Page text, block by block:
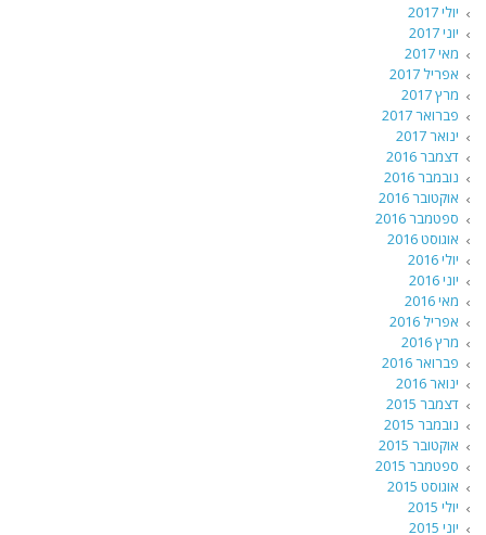
יולי 2017
יוני 2017
מאי 2017
אפריל 2017
מרץ 2017
פברואר 2017
ינואר 2017
דצמבר 2016
נובמבר 2016
אוקטובר 2016
ספטמבר 2016
אוגוסט 2016
יולי 2016
יוני 2016
מאי 2016
אפריל 2016
מרץ 2016
פברואר 2016
ינואר 2016
דצמבר 2015
נובמבר 2015
אוקטובר 2015
ספטמבר 2015
אוגוסט 2015
יולי 2015
יוני 2015